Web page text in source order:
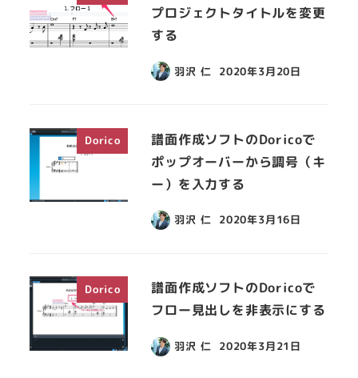
プロジェクトタイトルを変更
する
羽沢 仁 2020年3月20日
Dorico
譜面作成ソフトのDoricoで
ポップオーバーから調号（キ
ー）を入力する
羽沢 仁 2020年3月16日
Dorico
譜面作成ソフトのDoricoで
フロー見出しを非表示にする
羽沢 仁 2020年3月21日